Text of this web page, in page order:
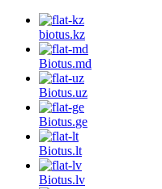
biotus.kz
Biotus.md
Biotus.uz
Biotus.ge
Biotus.lt
Biotus.lv